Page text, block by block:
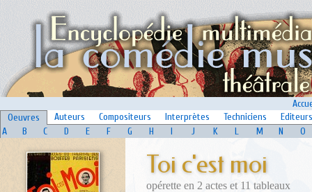
Oeuvres
Auteurs Compositeurs Interprètes Techniciens
Editeurs
A
B C D E F G H I J K L M N O
Toi c'est moi
opérette en 2 actes et 11 tableaux